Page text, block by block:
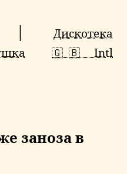
|
Дискотека
🇬🇧 Intl
заноза в